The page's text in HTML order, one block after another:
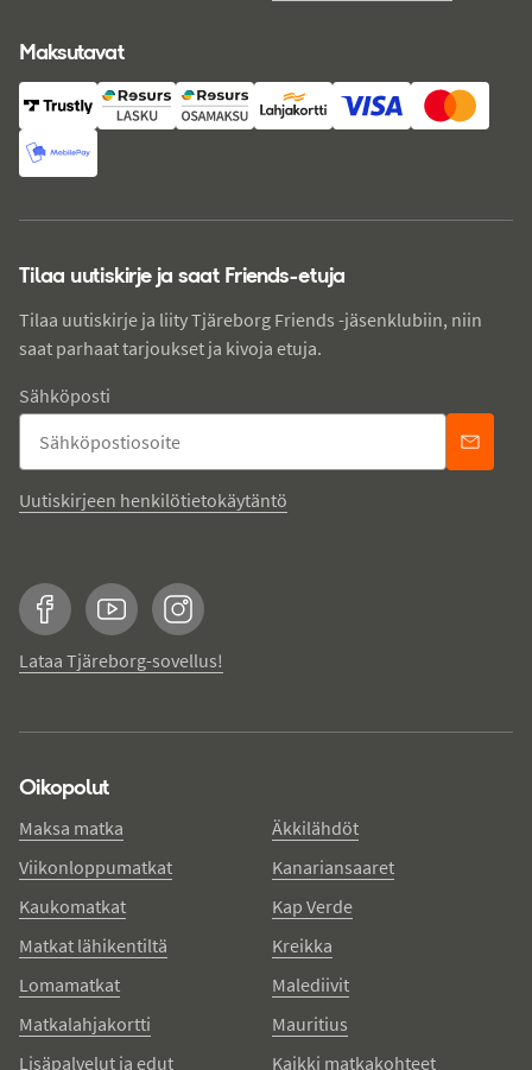
Maksutavat
Tilaa uutiskirje ja saat Friends-etuja
Tilaa uutiskirje ja liity Tjäreborg Friends -jäsenklubiin, niin
saat parhaat tarjoukset ja kivoja etuja.
Sähköposti
Uutiskirjeen henkilötietokäytäntö
FacebookYouTubeInstagram
Lataa Tjäreborg-sovellus!
Oikopolut
Maksa matka
Viikonloppumatkat
Kaukomatkat
Matkat lähikentiltä
Lomamatkat
Matkalahjakortti
Lisäpalvelut ja edut
Äkkilähdöt
Kanariansaaret
Kap Verde
Kreikka
Malediivit
Mauritius
Kaikki matkakohteet